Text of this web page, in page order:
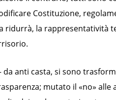
Costituzione,
ridurrà, la rappresentatività
da anti casta, si sono
mutato il «no» alle